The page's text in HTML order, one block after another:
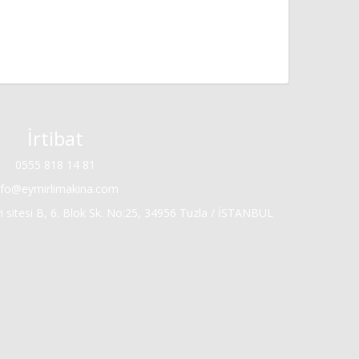
İrtibat
0555 818 14 81
B, 6. Blok Sk. No:25, 34956 Tuzla / İSTANBUL